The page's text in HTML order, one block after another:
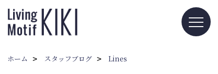
ホーム スタッフブログ Lines